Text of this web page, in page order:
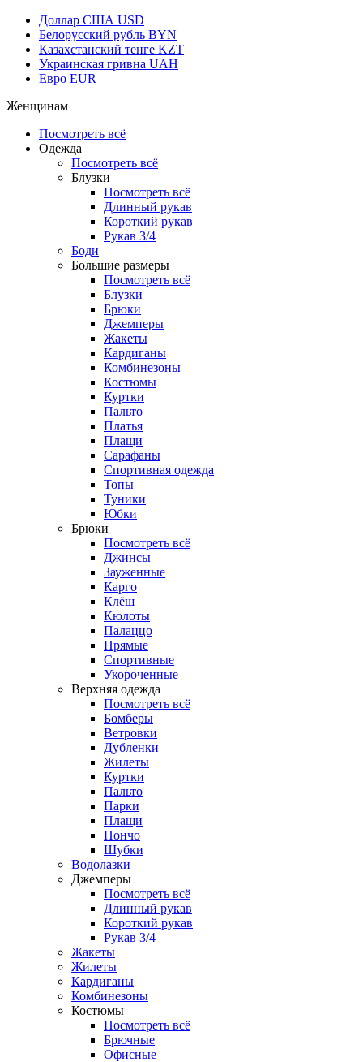
Доллар США USD
Белорусский рубль BYN
Казахстанский тенге KZT
Украинская гривна UAH
Евро EUR
Женщинам
Посмотреть всё
Одежда
Посмотреть всё
Блузки
Посмотреть всё
Длинный рукав
Короткий рукав
Рукав 3/4
Боди
Большие размеры
Посмотреть всё
Блузки
Брюки
Джемперы
Жакеты
Кардиганы
Комбинезоны
Костюмы
Куртки
Пальто
Платья
Плащи
Сарафаны
Спортивная одежда
Топы
Туники
Юбки
Брюки
Посмотреть всё
Джинсы
Зауженные
Карго
Клёш
Кюлоты
Палаццо
Прямые
Спортивные
Укороченные
Верхняя одежда
Посмотреть всё
Бомберы
Ветровки
Дубленки
Жилеты
Куртки
Пальто
Парки
Плащи
Пончо
Шубки
Водолазки
Джемперы
Посмотреть всё
Длинный рукав
Короткий рукав
Рукав 3/4
Жакеты
Жилеты
Кардиганы
Комбинезоны
Костюмы
Посмотреть всё
Брючные
Офисные